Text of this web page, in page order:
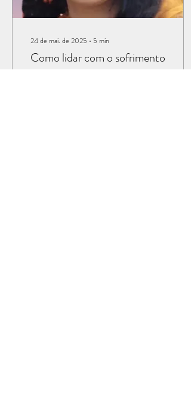
24 de mai. de 2025 ∙ 5 min
Como lidar com o sofrimento